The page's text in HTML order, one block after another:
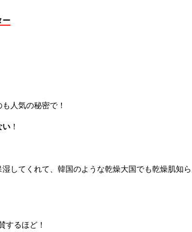
ー
人気の秘密で！
い ！
してくれて、韓国のような乾燥大国でも乾燥肌知ら
するほど！